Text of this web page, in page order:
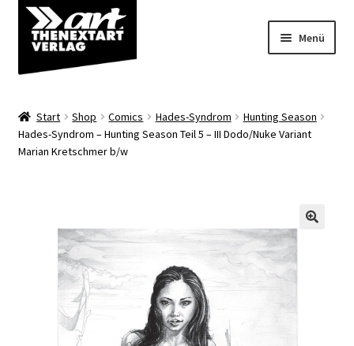
Zur
Navigation
springen
Zum
Inhalt
springen
Menü
Shop
Start Shop Comics Hades-Syndrom
Hunting Season
Hades-Syndrom – Hunting Season Teil 5 – III Dodo/Nuke Variant
Marian Kretschmer b/w